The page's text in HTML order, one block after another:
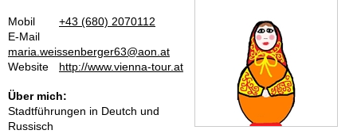
Mobil
+43 (680) 2070112
E-Mail
maria.weissenberger63@aon.at
Website
http://www.vienna-tour.at
Über mich:
Stadtführungen in Deutch und
Russisch